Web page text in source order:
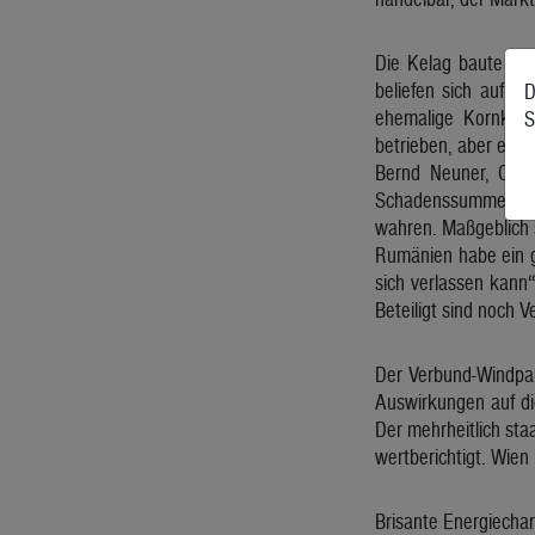
Die Kelag baute
beliefen sich auf
ehemalige
betrieben, aber es
Bernd Neuner,
Schadenssumme
wahren.
Rumänien habe ein
sich verlassen
Beteiligt sind noch
Der Verbund-
Auswirkungen auf
Der mehrheitlich
wertberichtigt. Wien
Brisante